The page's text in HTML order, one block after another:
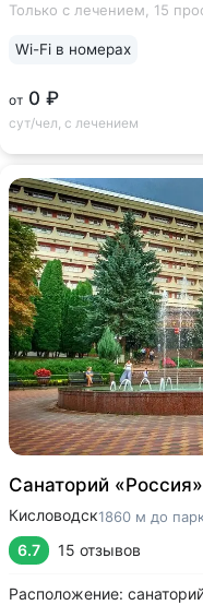
Только с лечением, 15
от 0 ₽
сут/чел, с лечением
Wi-Fi в номерах
Санаторий «Россия»
Кисловодск1860 м до
6.7 15 отзывов
Расположение: